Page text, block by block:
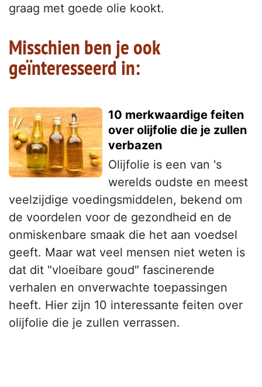
graag met goede olie kookt.
Misschien ben je ook
geïnteresseerd in:
10 merkwaardige feiten
over olijfolie die je zullen
verbazen
Olijfolie is een van 's
werelds oudste en meest
veelzijdige voedingsmiddelen, bekend om
de voordelen voor de gezondheid en de
onmiskenbare smaak die het aan voedsel
geeft. Maar wat veel mensen niet weten is
dat dit "vloeibare goud" fascinerende
verhalen en onverwachte toepassingen
heeft. Hier zijn 10 interessante feiten over
olijfolie die je zullen verrassen.